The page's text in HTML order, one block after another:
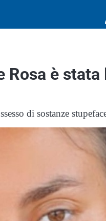
Rosa è
di sostanze